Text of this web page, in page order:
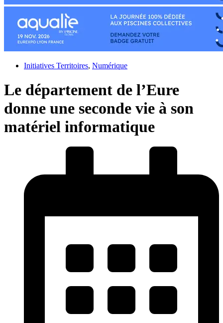
Initiatives Territoires, Numérique
Le département de l’Eure
donne une seconde vie à son
matériel informatique